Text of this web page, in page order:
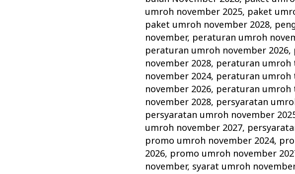
umroh november 2025, paket
paket umroh november 2028,
november, peraturan umroh
peraturan umroh november 2026,
november 2028, peraturan umroh
november 2024, peraturan umroh
november 2026, peraturan umroh
november 2028, persyaratan
persyaratan umroh november
umroh november 2027,
promo umroh november 2024,
2026, promo umroh november
november, syarat umroh